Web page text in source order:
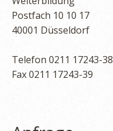
Postfach 10 10 17
40001 Düsseldorf
Telefon 0211 17243-38
Fax 0211 17243-39